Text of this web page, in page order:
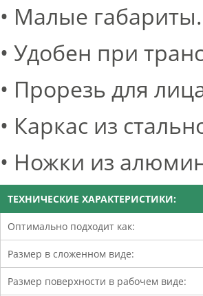
• Малые габариты.
• Удобен при
• Прорезь для
• Каркас из
• Ножки из
ТЕХНИЧЕСКИЕ ХАРАКТЕРИСТИКИ:
Оптимально подходит как:
Размер в сложенном виде:
Размер поверхности в рабочем виде: